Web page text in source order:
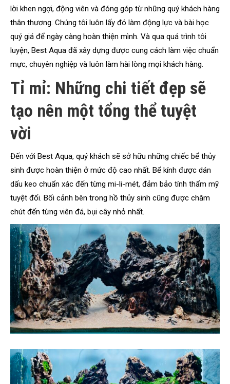
lời khen ngợi, động viên và đóng góp từ những quý khách hàng
thân thương. Chúng tôi luôn lấy đó làm động lực và bài học
quý giá để ngày càng hoàn thiện mình. Và qua quá trình tôi
luyện, Best Aqua đã xây dựng được cung cách làm việc chuẩn
mực, chuyên nghiệp và luôn làm hài lòng mọi khách hàng.
Tỉ mỉ: Những chi tiết đẹp sẽ
tạo nên một tổng thể tuyệt
vời
Đến với Best Aqua, quý khách sẽ sở hữu những chiếc bể thủy
sinh được hoàn thiện ở mức độ cao nhất. Bể kính được dán
dấu keo chuẩn xác đến từng mi-li-mét, đảm bảo tính thẩm mỹ
tuyệt đối. Bối cảnh bên trong hồ thủy sinh cũng được chăm
chút đến từng viên đá, bụi cây nhỏ nhất.